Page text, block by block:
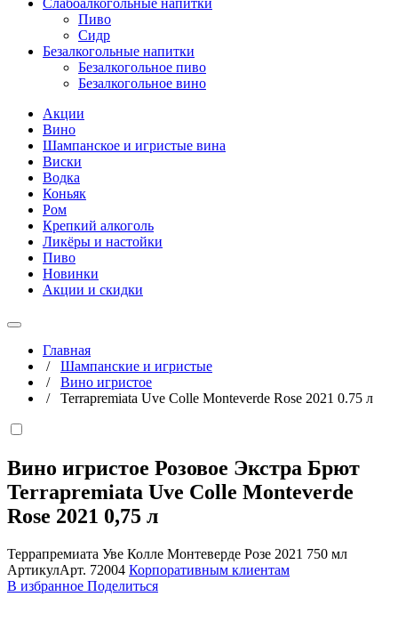
Слабоалкогольные напитки
Пиво
Сидр
Безалкогольные напитки
Безалкогольное пиво
Безалкогольное вино
Акции
Вино
Шампанское и игристые вина
Виски
Водка
Коньяк
Ром
Крепкий алкоголь
Ликёры и настойки
Пиво
Новинки
Акции и скидки
Главная
/ Шампанские и игристые
/ Вино игристое
/ Terrapremiata Uve Colle Monteverde Rose 2021 0.75 л
Вино игристое Розовое Экстра Брют
Terrapremiata Uve Colle Monteverde
Rose 2021 0,75 л
Террапремиата Уве Колле Монтеверде Розе 2021 750 мл
АртикулАрт. 72004 Корпоративным клиентам
В избранное Поделиться